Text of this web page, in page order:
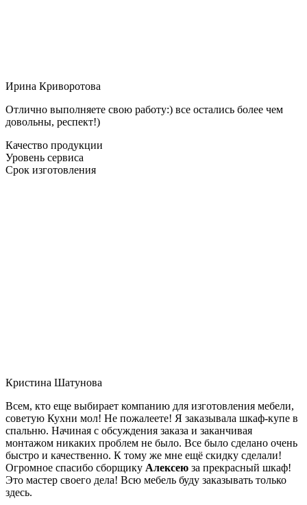
Ирина Криворотова
Отлично выполняете свою работу:) все остались более чем
довольны, респект!)
Качество продукции
Уровень сервиса
Срок изготовления
Кристина Шатунова
Всем, кто еще выбирает компанию для изготовления мебели,
советую Кухни мол! Не пожалеете! Я заказывала шкаф-купе в
спальню. Начиная с обсуждения заказа и заканчивая
монтажом никаких проблем не было. Все было сделано очень
быстро и качественно. К тому же мне ещё скидку сделали!
Огромное спасибо сборщику Алексею за прекрасный шкаф!
Это мастер своего дела! Всю мебель буду заказывать только
здесь.